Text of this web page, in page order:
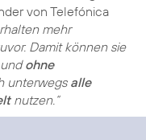
von Telefónica
mehr
Damit können sie
ohne
unterwegsalle
nutzen.“